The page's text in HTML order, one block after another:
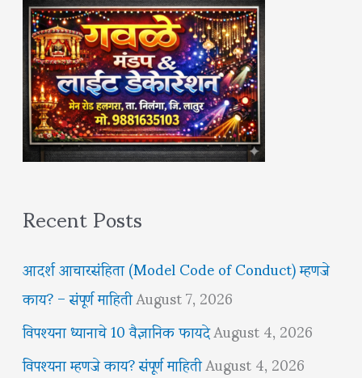
Recent Posts
आदर्श आचारसंहिता (Model Code of Conduct) म्हणजे
काय? – संपूर्ण माहितीAugust 7, 2026
विपश्यना ध्यानाचे 10 वैज्ञानिक फायदेAugust 4, 2026
विपश्यना म्हणजे काय? संपूर्ण माहितीAugust 4, 2026